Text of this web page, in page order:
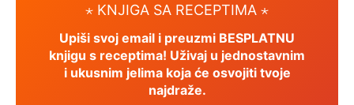
⋆ KNJIGA SA RECEPTIMA ⋆
Upiši svoj email i preuzmi BESPLATNU
knjigu s receptima! Uživaj u jednostavnim
i ukusnim jelima koja će osvojiti tvoje
najdraže.